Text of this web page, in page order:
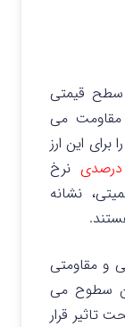
سطح قیمتی
مقاومت می
برای این ارز
نرخ
نشانه
و مقاومتی
سطوح می
تاثیر قرار